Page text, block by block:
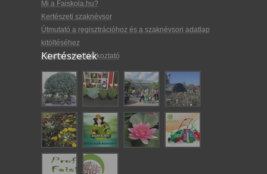
Mi a Faiskola.hu?
Kertészeti szaknévsor
Útmutató a regisztrációhoz és a szaknévsori adatlap
kitöltéséhez
Adatkezelési tájékoztató
Kertészetek